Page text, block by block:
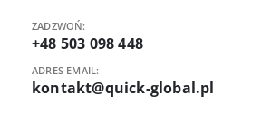
ZADZWOŃ:
+48 503 098 448
ADRES EMAIL:
kontakt@quick-global.pl